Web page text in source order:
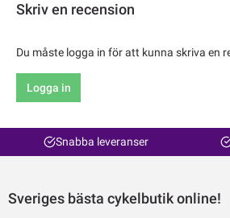
Skriv en recension
Du måste logga in för att kunna skriva en
Logga in
Snabba leveranser
Sveriges bästa cykelbutik online!